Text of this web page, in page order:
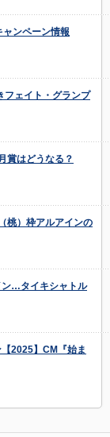
ンペーン情報
フェイト・グランプ
賞はどうなる？
桃）枠アルアインの
ン…タイキシャトル
2025】CM『始ま